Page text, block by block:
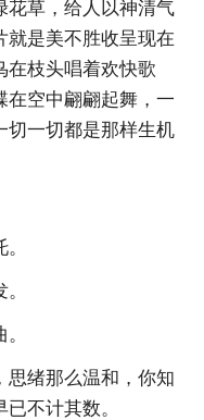
花草，给人以神清气
就是美不胜收呈现在
在枝头唱着欢快歌
在空中翩翩起舞，一
切一切都是那样生机
思绪那么温和，你知
不计其数。